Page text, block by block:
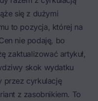
się z dużymi
to pozycja, której na
nie podaję, bo
zaktualizować artykuł,
skok wydatku
przez cyrkulację
z zasobnikiem. To